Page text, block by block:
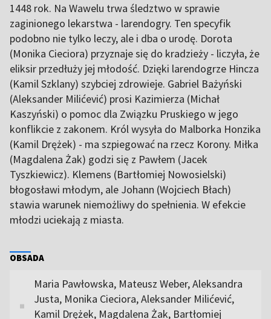
1448 rok. Na Wawelu trwa śledztwo w sprawie
zaginionego lekarstwa - larendogry. Ten specyfik
podobno nie tylko leczy, ale i dba o urodę. Dorota
(Monika Cieciora) przyznaje się do kradzieży - liczyła, że
eliksir przedłuży jej młodość. Dzięki larendogrze Hincza
(Kamil Szklany) szybciej zdrowieje. Gabriel Bażyński
(Aleksander Milićević) prosi Kazimierza (Michał
Kaszyński) o pomoc dla Związku Pruskiego w jego
konflikcie z zakonem. Król wysyła do Malborka Honzika
(Kamil Drężek) - ma szpiegować na rzecz Korony. Miłka
(Magdalena Żak) godzi się z Pawłem (Jacek
Tyszkiewicz). Klemens (Bartłomiej Nowosielski)
błogosławi młodym, ale Johann (Wojciech Błach)
stawia warunek niemożliwy do spełnienia. W efekcie
młodzi uciekają z miasta.
OBSADA
Maria Pawłowska, Mateusz Weber, Aleksandra
Justa, Monika Cieciora, Aleksander Milićević,
Kamil Drężek, Magdalena Żak, Bartłomiej